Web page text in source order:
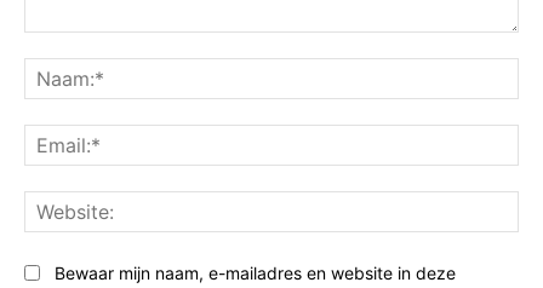
Bewaar mijn naam, e-mailadres en website in deze